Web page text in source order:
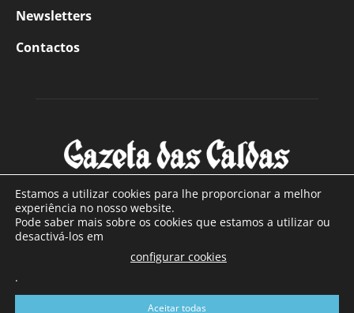
Newsletters
Contactos
SOBRE NÓS
Com sede nas Caldas da Rainha e mais de 90 anos de
a sul de distrito de Leiria, com mais de 40.000 leitores por
Estamos a utilizar cookies para lhe proporcionar a melhor
experiência no nosso website.
Pode saber mais sobre os cookies que estamos a utilizar ou
desactivá-los em
configurar cookies
.
Aceitar todas